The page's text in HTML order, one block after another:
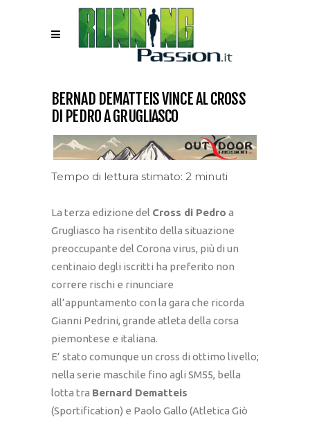
BERNAD DEMATTEIS VINCE AL CROSS
DI PEDRO A GRUGLIASCO
Tempo di lettura stimato: 2 minuti
La terza edizione del Cross di Pedro a
Grugliasco ha risentito della situazione
preoccupante del Corona virus, più di un
centinaio degli iscritti ha preferito non
correre rischi e rinunciare
all’appuntamento con la gara che ricorda
Gianni Pedrini, grande atleta della corsa
piemontese e italiana.
E’ stato comunque un cross di ottimo livello;
nella serie maschile fino agli SM55, bella
lotta tra Bernard Dematteis
(Sportification) e Paolo Gallo (Atletica Giò